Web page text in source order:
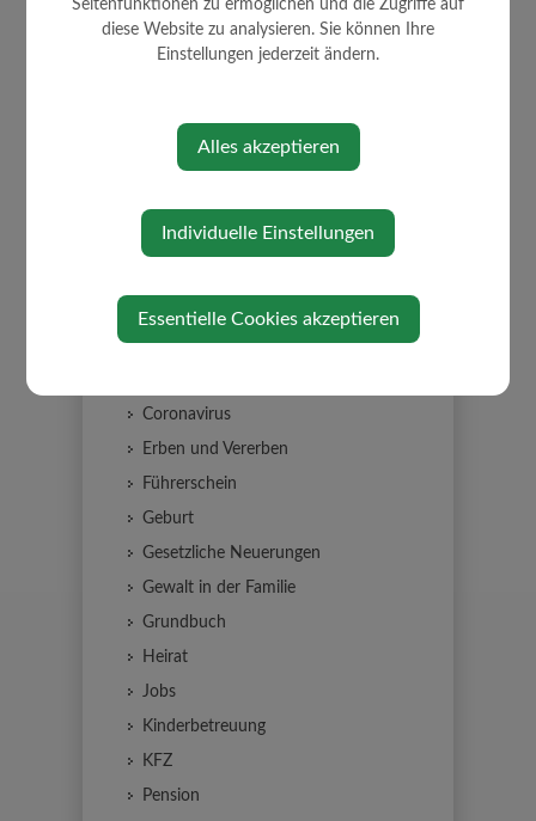
Förderungen
Verordnungen und Richtlinien
Müllabfuhr
Alleinerziehung
An-/Abmeldung Wohnsitzes
Aufenthalt in Österreich
Bauen
Coronavirus
Erben und Vererben
Führerschein
Geburt
Gesetzliche Neuerungen
Gewalt in der Familie
Grundbuch
Heirat
Jobs
Kinderbetreuung
KFZ
Pension
Seitenfunktionen zu ermöglichen und die Zugriffe auf
diese Website zu analysieren. Sie können Ihre
Einstellungen jederzeit ändern.
Alles akzeptieren
Individuelle Einstellungen
Essentielle Cookies akzeptieren